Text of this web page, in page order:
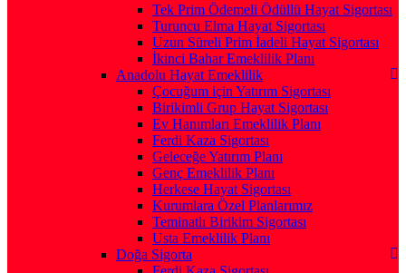
Tek Prim Ödemeli Ödüllü Hayat Sigortası
Turuncu Elma Hayat Sigortası
Uzun Süreli Prim İadeli Hayat Sigortası
İkinci Bahar Emeklilik Planı
Anadolu Hayat Emeklilik
Çocuğum için Yatırım Sigortası
Birikimli Grup Hayat Sigortası
Ev Hanımları Emeklilik Planı
Ferdi Kaza Sigortası
Geleceğe Yatırım Planı
Genç Emeklilik Planı
Herkese Hayat Sigortası
Kurumlara Özel Planlarımız
Teminatlı Birikim Sigortası
Usta Emeklilik Planı
Doğa Sigorta